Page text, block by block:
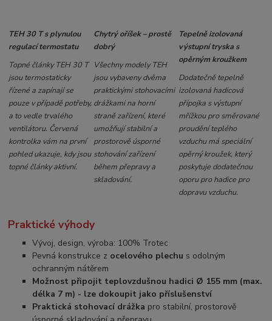
TEH 30 T s plynulou
regulací termostatu
Topné články TEH 30 T
jsou termostaticky
řízené a zapínají se
pouze v případě potřeby,
a to vedle trvalého
ventilátoru. Červená
kontrolka vám na první
pohled ukazuje, kdy jsou
topné články aktivní.
Chytrý oříšek – prostě
dobrý
Všechny modely TEH
jsou vybaveny dvěma
praktickými stohovacími
drážkami na horní
straně zařízení, které
umožňují stabilní a
prostorově úsporné
stohování zařízení
během přepravy a
skladování.
Tepelně izolovaná
výstupní tryska s
opěrným kroužkem
Dodatečně tepelně
izolovaná hadicová
přípojka s výstupní
mřížkou pro směrované
proudění teplého
vzduchu má speciální
opěrný kroužek, který
poskytuje dodatečnou
oporu pro hadice pro
dopravu vzduchu.
Praktické výhody
Vývoj, design, výroba: 100% Trotec
Pevná konstrukce z ocelového plechu s odolným
ochranným nátěrem
Možnost připojit teplovzdušnou hadici Ø 155 mm (max.
délka 7 m) - lze dokoupit jako příslušenství
Praktická stohovací drážka pro stabilní, prostorově